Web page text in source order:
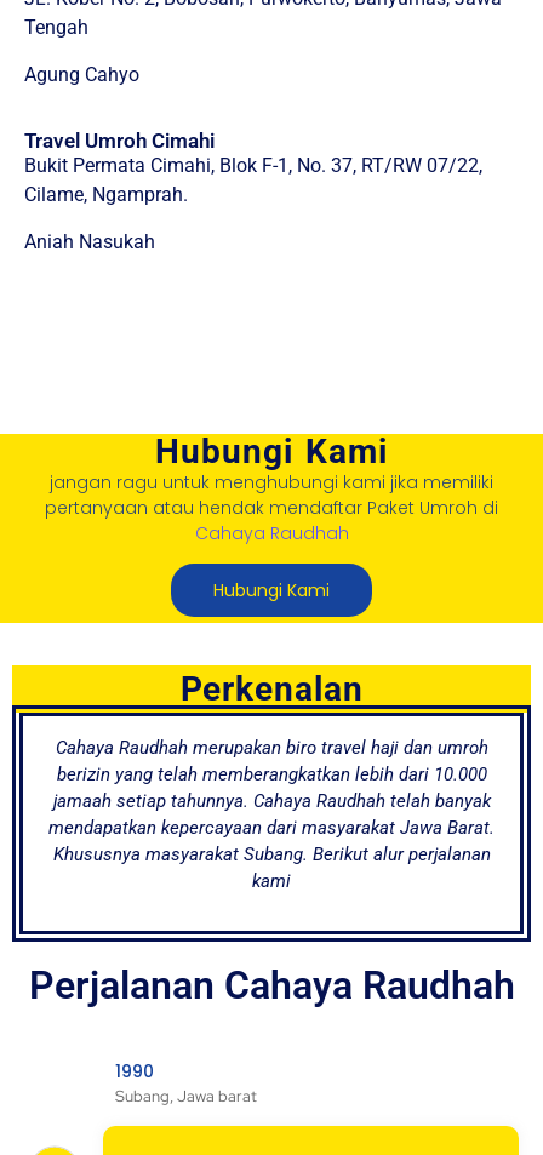
Tengah
Agung Cahyo
Travel Umroh Cimahi
Bukit Permata Cimahi, Blok F-1, No. 37, RT/RW 07/22,
Cilame, Ngamprah.
Aniah Nasukah
Hubungi Kami
jangan ragu untuk menghubungi kami jika memiliki
pertanyaan atau hendak mendaftar Paket Umroh di
Cahaya Raudhah
Hubungi Kami
Perkenalan
Cahaya Raudhah merupakan biro travel haji dan umroh
berizin yang telah memberangkatkan lebih dari 10.000
jamaah setiap tahunnya. Cahaya Raudhah telah banyak
mendapatkan kepercayaan dari masyarakat Jawa Barat.
Khususnya masyarakat Subang. Berikut alur perjalanan
kami
Perjalanan Cahaya Raudhah
1990
Subang, Jawa barat